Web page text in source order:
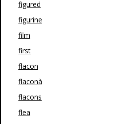
figured
figurine
film
first
flacon
flaconà
flacons
flea